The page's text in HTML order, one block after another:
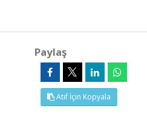
Paylaş
Atıf İçin Kopyala